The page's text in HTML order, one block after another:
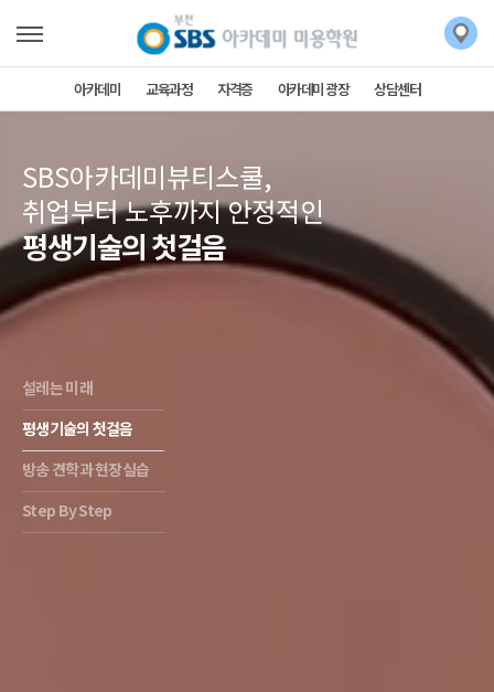
아카데미 교육과정 자격증 아카데미 광장 상담센터
SBS아카데미뷰티스쿨,
취업부터 노후까지 안정적인
평생기술의 첫걸음
설레는 미래
평생기술의 첫걸음
방송 견학과 현장실습
Step By Step